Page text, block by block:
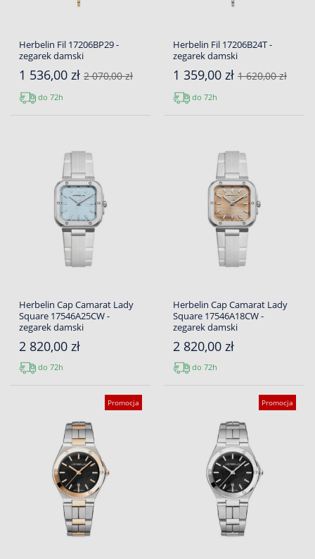
Herbelin Fil 17206BP29 -
zegarek damski
1 536,00 zł 2 070,00 zł
do 72h
Herbelin Fil 17206B24T -
zegarek damski
1 359,00 zł 1 620,00 zł
do 72h
Herbelin Cap Camarat Lady
Square 17546A25CW -
zegarek damski
2 820,00 zł
do 72h
Herbelin Cap Camarat Lady
Square 17546A18CW -
zegarek damski
2 820,00 zł
do 72h
Promocja Promocja